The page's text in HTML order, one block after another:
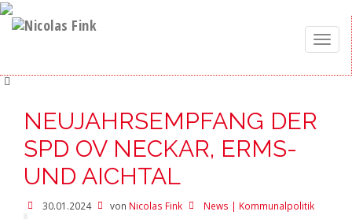
Toggle
NEUJAHRSEMPFANG DER
SPD OV NECKAR, ERMS-
UND AICHTAL
30.01.2024 von Nicolas Fink News | Kommunalpolitik